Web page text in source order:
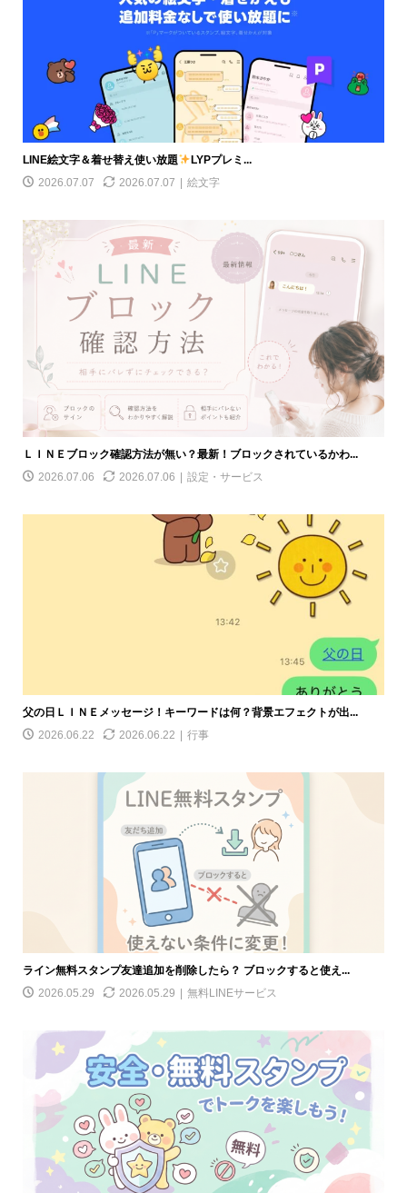
LINE絵文字＆着せ替え使い放題
LYPプレミ...
2026.07.07
2026.07.07 絵文字
ＬＩＮＥブロック確認方法が無い？最新！ブロックされているかわ...
2026.07.06
2026.07.06 設定・サービス
父の日ＬＩＮＥメッセージ！キーワードは何？背景エフェクトが出...
2026.06.22
2026.06.22 行事
ライン無料スタンプ友達追加を削除したら？ ブロックすると使え...
2026.05.29
2026.05.29 無料LINEサービス